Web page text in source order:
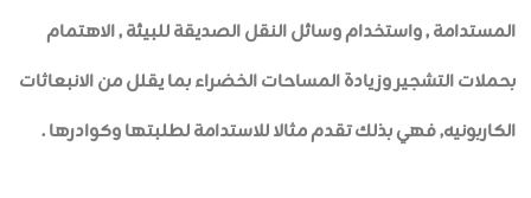
المستدامة , واستخدام وسائل النقل الصديقة للبيئة , الاهتمام
بحملات التشجير وزيادة المساحات الخضراء بما يقلل من الانبعاثات
الكاربونيه, فهي بذلك تقدم مثالا للاستدامة لطلبتها وكوادرها .